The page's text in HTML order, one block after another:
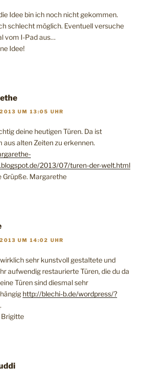
Idee bin ich noch nicht gekommen.
schlecht möglich. Eventuell versuche
vom I-Pad aus…
Idee!
UM 13:05 UHR
deine heutigen Türen. Da ist
aus alten Zeiten zu erkennen.
2013/07/turen-der-welt.html
Grüpße. Margarethe
UM 14:02 UHR
sehr kunstvoll gestaltete und
aufwendig restaurierte Türen, die du da
Türen sind diesmal sehr
http://blechi-b.de/wordpress/?
.
Brigitte